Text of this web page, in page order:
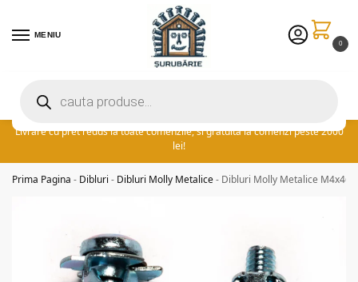
MENIU
0
reducere la comenzile peste 300 lei! adauga cuponul ‘FIDSUR’ la
Livrare cu pret redus la toate comenzile, si gratuita la comenzi peste 2000
lei!
Prima Pagina - Dibluri - Dibluri Molly Metalice - Dibluri Molly Metalice